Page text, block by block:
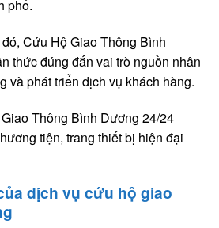
phố.
Cứu Hộ Giao Thông Bình
thức đúng đắn vai trò nguồn nhân
và phát triển dịch vụ khách hàng.
Thông Bình Dương 24/24
tiện, trang thiết bị hiện đại
dịch vụ cứu hộ giao